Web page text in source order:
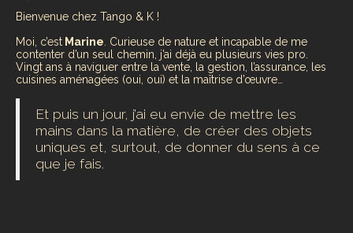
Bienvenue chez Tango & K !
Moi, c’est Marine . Curieuse de nature et incapable de me
contenter d’un seul chemin, j’ai déjà eu plusieurs vies pro.
Vingt ans à naviguer entre la vente, la gestion, l’assurance, les
cuisines aménagées (oui, oui) et la maîtrise d’œuvre…
Et puis un jour, j’ai eu envie de mettre les
mains dans la matière, de créer des objets
uniques et, surtout, de donner du sens à ce
que je fais.